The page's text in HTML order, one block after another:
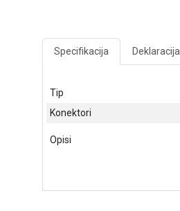
Specifikacija Deklaracija
Tip
Konektori
Opisi